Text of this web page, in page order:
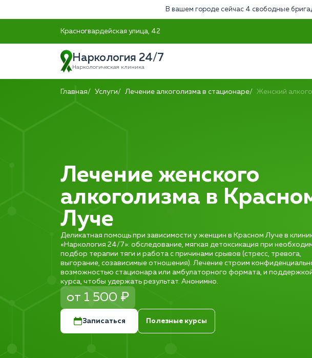
В вашем городе сейчас 4 свободные
Красногвардейская улица, 42
Наркология 24/7
Наркологическая клиника
Главная Услуги Лечение алкоголизма в стационаре Женский
Лечение женского
алкоголизма в
Луче
Деликатная помощь при зависимости у женщин в Красном Луче в
«Наркология 24/7»: обследование, мягкая детоксикация при
подбор терапии тяги и работа с причинами срывов (стресс, тревога,
выгорание, созависимые отношения). Лечение строим
возможностью стационара или амбулаторного формата, и
курса, чтобы удержать результат. Анонимно.
от 1 500 ₽
Записаться Полезные курсы